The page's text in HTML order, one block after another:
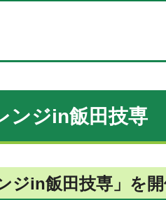
ンジin飯田技専
ジin飯田技専」を